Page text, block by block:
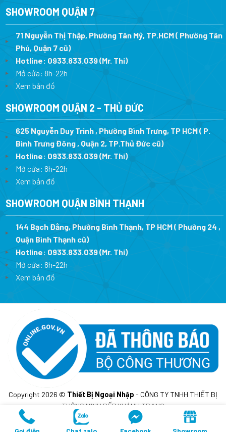
SHOWROOM QUẬN 7
71 Nguyễn Thị Thập, Phường Tân Mỹ, TP.HCM ( Phường Tân
Phú, Quận 7 cũ)
Hotline: 0933.833.039(Mr. Thi)
Mở cửa: 8h-22h
Xem bản đồ
SHOWROOM QUẬN 2 - THỦ ĐỨC
625 Nguyễn Duy Trinh , Phường Bình Trưng, TP HCM ( P.
Bình Trưng Đông , Quận 2, TP.Thủ Đức cũ)
Hotline: 0933.833.039(Mr. Thi)
Mở cửa: 8h-22h
Xem bản đồ
SHOWROOM QUẬN BÌNH THẠNH
144 Bạch Đằng, Phường Bình Thạnh, TP HCM ( Phường 24 ,
Quận Bình Thạnh cũ)
Hotline: 0933.833.039(Mr. Thi)
Mở cửa: 8h-22h
Xem bản đồ
Copyright 2026 © Thiết Bị Ngoại Nhập - CÔNG TY TNHH THIẾT BỊ
THÔNG MINH BẾP KHÁNH TRANG
MST: 0317675241- Cấp lần đầu ngày 10/02/2023 tại sở KH&DT
TP.HCM